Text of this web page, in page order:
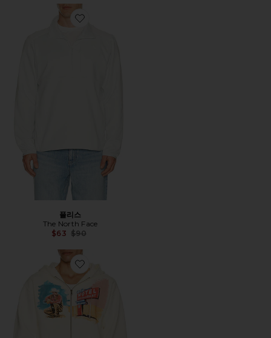
Favorite 플리스
플리스
The North Face
$63 Previous price:
$90
Favorite MORNINGS FIRST REMARK 후디